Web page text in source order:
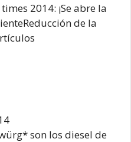
2014: ¡Se abre la
de la
son los diesel de